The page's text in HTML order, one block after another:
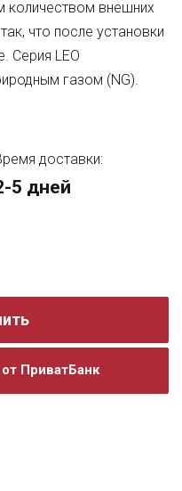
количеством внешних
что после установки
Серия LEO
газом (NG).
доставки:
5 дней
ПриватБанк